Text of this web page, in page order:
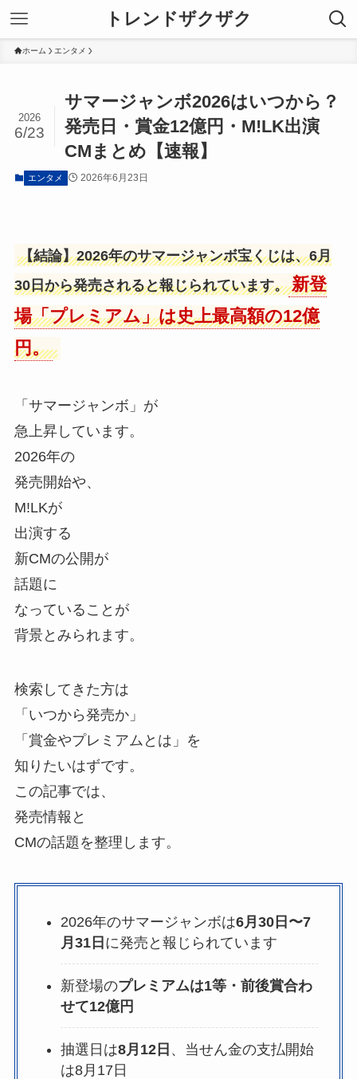
トレンドザクザク
ホーム エンタメ
サマージャンボ2026はいつから？
発売日・賞金12億円・M!LK出演
CMまとめ【速報】
2026
6/23
エンタメ 2026年6月23日
【結論】2026年のサマージャンボ宝くじは、6月
30日から発売されると報じられています。 新登
場「プレミアム」は史上最高額の12億
円。
「サマージャンボ」が
急上昇しています。
2026年の
発売開始や、
M!LKが
出演する
新CMの公開が
話題に
なっていることが
背景とみられます。
検索してきた方は
「いつから発売か」
「賞金やプレミアムとは」を
知りたいはずです。
この記事では、
発売情報と
CMの話題を整理します。
2026年のサマージャンボは6月30日〜7
月31日 に発売と報じられています
新登場のプレミアムは1等・前後賞合わ
せて12億円
抽選日は8月12日 、当せん金の支払開始
は8月17日